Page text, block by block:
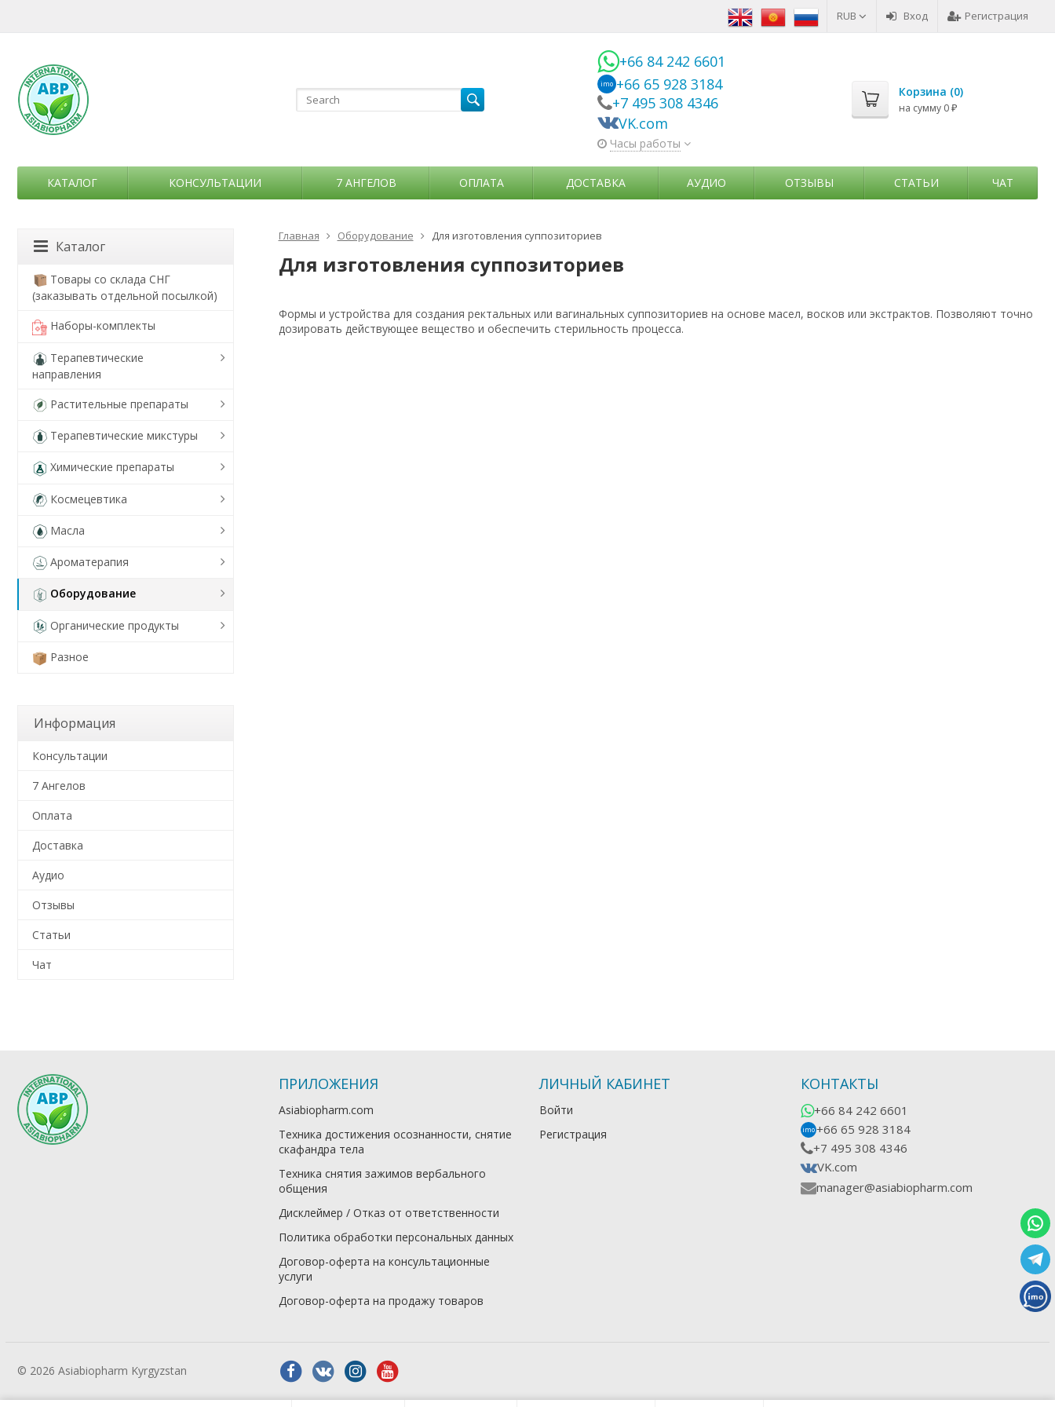
RUB Вход Регистрация
+66 84 242 6601
imo +66 65 928 3184
+7 495 308 4346
VK.com
Часы работы
Корзина (0)
на сумму 0 ₽
КАТАЛОГ КОНСУЛЬТАЦИИ 7 АНГЕЛОВ ОПЛАТА ДОСТАВКА АУДИО ОТЗЫВЫ СТАТЬИ ЧАТ
Главная Оборудование Для изготовления суппозиториев
Для изготовления суппозиториев
Формы и устройства для создания ректальных или вагинальных суппозиториев на основе масел, восков или экстрактов. Позволяют точно
дозировать действующее вещество и обеспечить стерильность процесса.
Каталог
Товары со склада СНГ
(заказывать отдельной посылкой)
Наборы-комплекты
Терапевтические
направления
Растительные препараты
Терапевтические микстуры
Химические препараты
Космецевтика
Масла
Ароматерапия
Оборудование
Органические продукты
Разное
Информация
Консультации
7 Ангелов
Оплата
Доставка
Аудио
Отзывы
Статьи
Чат
ПРИЛОЖЕНИЯ
Asiabiopharm.com
Техника достижения осознанности, снятие
скафандра тела
Техника снятия зажимов вербального
общения
Дисклеймер / Отказ от ответственности
Политика обработки персональных данных
Договор-оферта на консультационные
услуги
Договор-оферта на продажу товаров
ЛИЧНЫЙ КАБИНЕТ
Войти
Регистрация
КОНТАКТЫ
+66 84 242 6601
imo+66 65 928 3184
+7 495 308 4346
VK.com
manager@asiabiopharm.com
© 2026 Asiabiopharm Kyrgyzstan